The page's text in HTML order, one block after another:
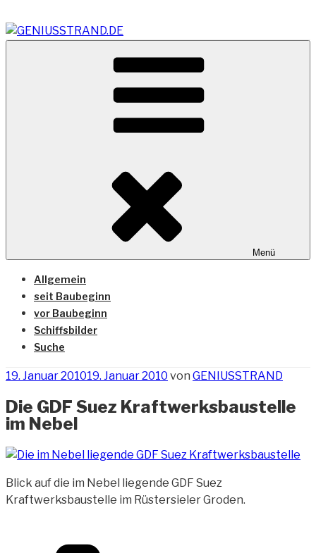
Inhalt
springen
GENIUSSTRAND.DE
Vom Geniusstrand zum JadeWeserPort/Container
Terminal Wilhelmshaven
Menü
Allgemein
seit Baubeginn
vor Baubeginn
Schiffsbilder
Suche
Veröffentlicht
19. Januar 201019. Januar 2010 von GENIUSSTRAND
Die GDF Suez Kraftwerksbaustelle
im Nebel
Blick auf die im Nebel liegende GDF Suez
Kraftwerksbaustelle im Rüstersieler Groden.